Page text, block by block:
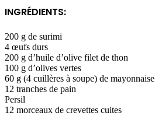
INGRÉDIENTS:
200 g de surimi
4 œufs durs
200 g d’huile d’olive filet de thon
100 g d’olives vertes
60 g (4 cuillères à soupe) de mayonnaise
12 tranches de pain
Persil
12 morceaux de crevettes cuites